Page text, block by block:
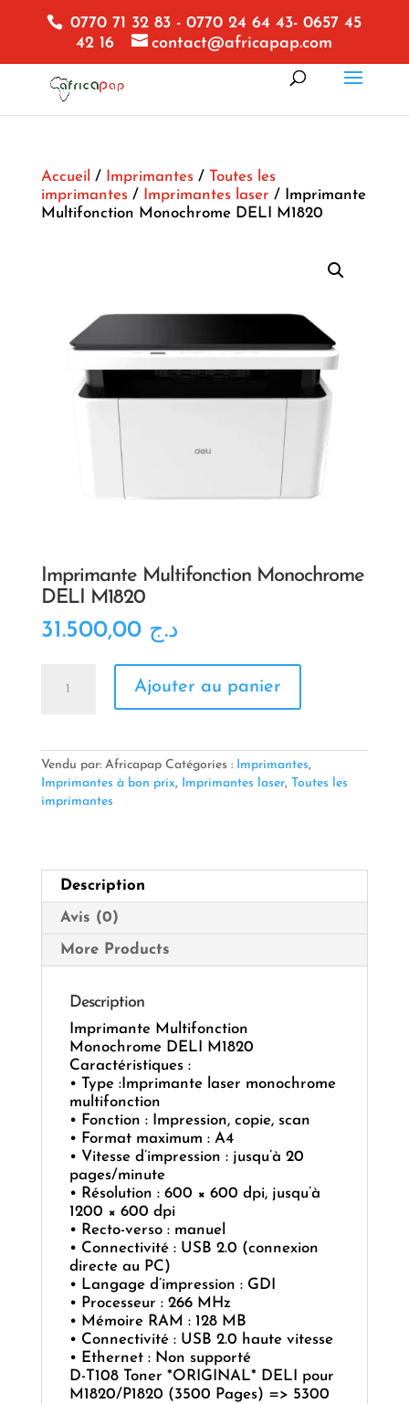
0770 71 32 83 - 0770 24 64 43- 0657 45
42 16
contact@africapap.com
Accueil / Imprimantes/ Toutes les
imprimantes/ Imprimantes laser / Imprimante
Multifonction Monochrome DELI M1820
Imprimante Multifonction Monochrome
DELI M1820
د.ج 31.500,00
Imprimante
DELI
M1820
Ajouter au panier
Vendu par: Africapap Catégories : Imprimantes,
Imprimantes à bon prix, Imprimantes laser, Toutes les
imprimantes
Description
Avis (0)
More Products
Description
Imprimante Multifonction
Monochrome DELI M1820
Caractéristiques :
• Type :Imprimante laser monochrome
multifonction
• Fonction : Impression, copie, scan
• Format maximum : A4
• Vitesse d’impression : jusqu’à 20
pages/minute
• Résolution : 600 × 600 dpi, jusqu’à
1200 × 600 dpi
• Recto-verso : manuel
• Connectivité : USB 2.0 (connexion
directe au PC)
• Langage d’impression : GDI
• Processeur : 266 MHz
• Mémoire RAM : 128 MB
• Connectivité : USB 2.0 haute vitesse
• Ethernet : Non supporté
D-T108 Toner *ORIGINAL* DELI pour
M1820/P1820 (3500 Pages) => 5300